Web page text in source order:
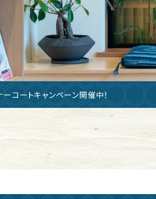
ーコートキャンペーン開催中！